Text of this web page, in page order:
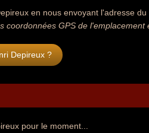
en nous envoyant l'adresse
coordonnées GPS de
Depireux ?
pour le moment...